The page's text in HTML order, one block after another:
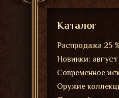
Каталог
Распродажа 25
Новинки:
Современное
Оружие